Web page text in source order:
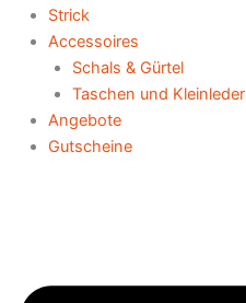
Strick
Accessoires
Schals & Gürtel
Taschen und Kleinleder
Angebote
Gutscheine